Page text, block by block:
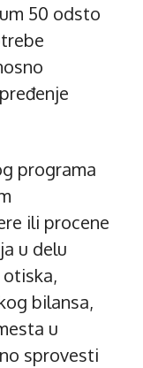
50 odsto
programa
ili procene
u delu
bilansa,
u
sprovesti